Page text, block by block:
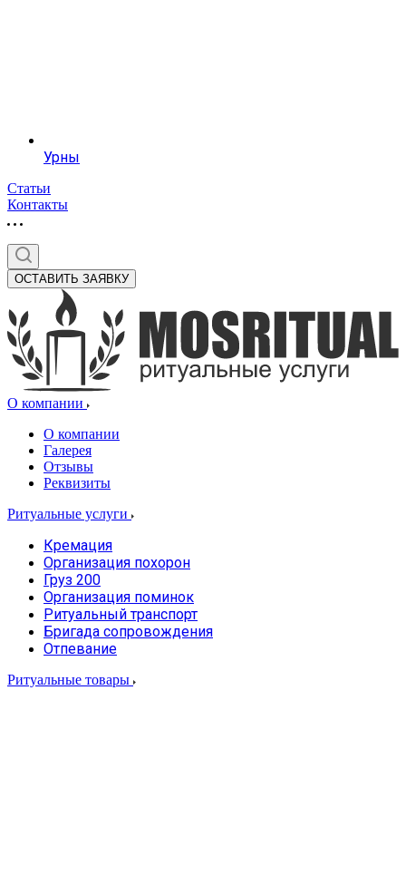
Урны
Статьи
Контакты
ОСТАВИТЬ ЗАЯВКУ
О компании
О компании
Галерея
Отзывы
Реквизиты
Ритуальные услуги
Кремация
Организация похорон
Груз 200
Организация поминок
Ритуальный транспорт
Бригада сопровождения
Отпевание
Ритуальные товары